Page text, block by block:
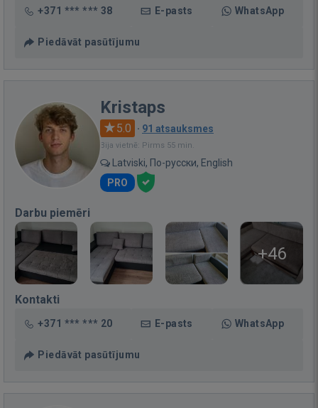
+371 *** *** 38 E-pasts WhatsApp
Piedāvāt pasūtījumu
Kristaps
5.0 · 91 atsauksmes
Bija vietnē: Pirms 55 min.
Latviski, По-русски, English
PRO
Darbu piemēri
+46
Kontakti
+371 *** *** 20 E-pasts WhatsApp
Piedāvāt pasūtījumu